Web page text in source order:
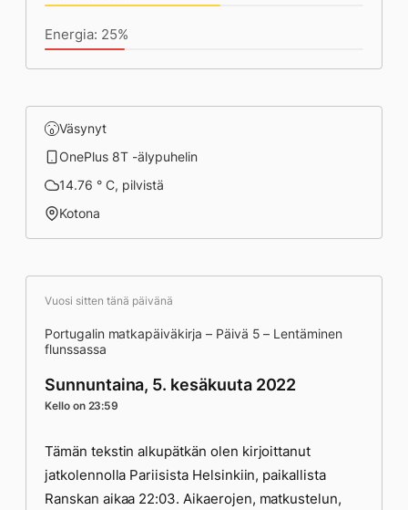
Energia: 25%
Väsynyt
OnePlus 8T -älypuhelin
14.76 ° C, pilvistä
Kotona
Vuosi sitten tänä päivänä
Portugalin matkapäiväkirja – Päivä 5 – Lentäminen
flunssassa
Sunnuntaina, 5. kesäkuuta 2022
Kello on 23:59
Tämän tekstin alkupätkän olen kirjoittanut
jatkolennolla Pariisista Helsinkiin, paikallista
Ranskan aikaa 22:03. Aikaerojen, matkustelun,